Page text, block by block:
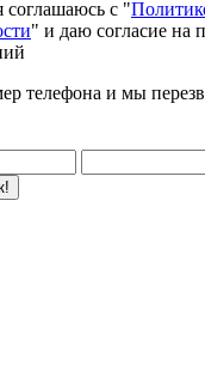
соглашаюсь с "
" и даю согласие на
телефона и мы